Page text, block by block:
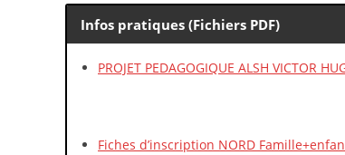
Infos pratiques (Fichiers PDF)
PROJET PEDAGOGIQUE ALSH VICTOR
Fiches d’inscription NORD